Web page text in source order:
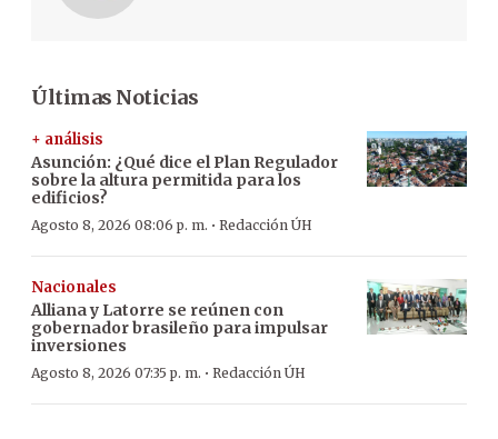
Últimas Noticias
+ análisis
Asunción: ¿Qué dice el Plan Regulador
sobre la altura permitida para los
edificios?
Agosto 8, 2026 08:06 p. m. · Redacción ÚH
Nacionales
Alliana y Latorre se reúnen con
gobernador brasileño para impulsar
inversiones
Agosto 8, 2026 07:35 p. m. · Redacción ÚH